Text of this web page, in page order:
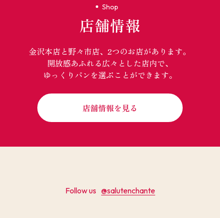
Shop
店舗情報
金沢本店と野々市店、2つのお店があります。
開放感あふれる広々とした店内で、
ゆっくりパンを選ぶことができます。
店舗情報を見る
Follow us @salutenchante